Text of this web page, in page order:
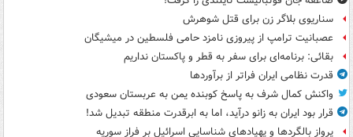
سناریوی بلاگر زن برای قتل شوهرش
عصبانیت ترامپ از پیروزی نامزد حامی فلسطین در میشیگان
بقائی: برنامه‌ای برای سفر به قطر و پاکستان نداریم
قدرت نظامی ایران فراتر از برآوردها
واکنش کمال شرف به پاسخ کوبنده یمن به عربستان سعودی
قرار بود ایران به زانو درآید، اما به ابرقدرت منطقه تبدیل شد!
پرواز بالگردها و پهپادهای شناسایی اسرائیل بر فراز سوریه